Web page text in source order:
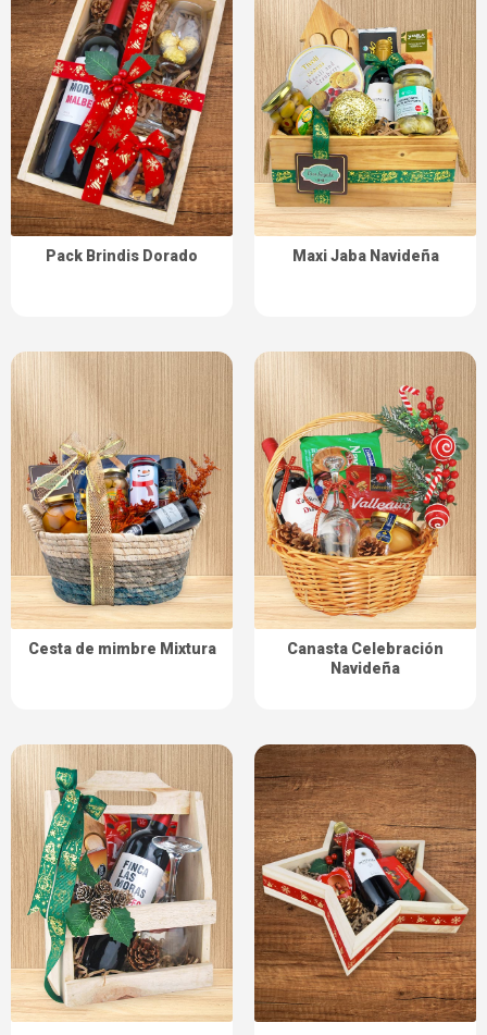
Pack Brindis Dorado Maxi Jaba Navideña
Cesta de mimbre Mixtura
Canasta Celebración
Navideña